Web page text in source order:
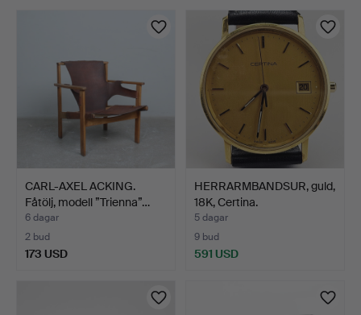
CARL-AXEL ACKING.
Fåtölj, modell ”Trienna”…
6 dagar
2 bud
173 USD
HERRARMBANDSUR, guld,
18K, Certina.
5 dagar
9 bud
591 USD